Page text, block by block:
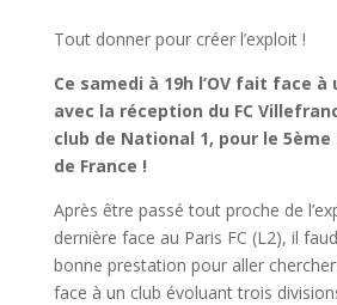
Tout donner pour créer l’exploit !
Ce samedi à 19h l’OV fait face
avec la réception du FC
club de National 1, pour le 5ème
de France !
Après être passé tout proche de
dernière face au Paris FC (L2), il
bonne prestation pour aller
face à un club évoluant trois